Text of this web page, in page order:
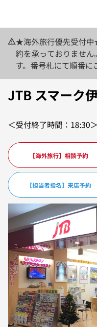
★海外旅行優先受付
約を承っておりませ
す。番号札にて順番に
JTB スマーク
＜受付終了時間：18:30＞
【海外旅行】相談予約
【担当者指名】来店予約